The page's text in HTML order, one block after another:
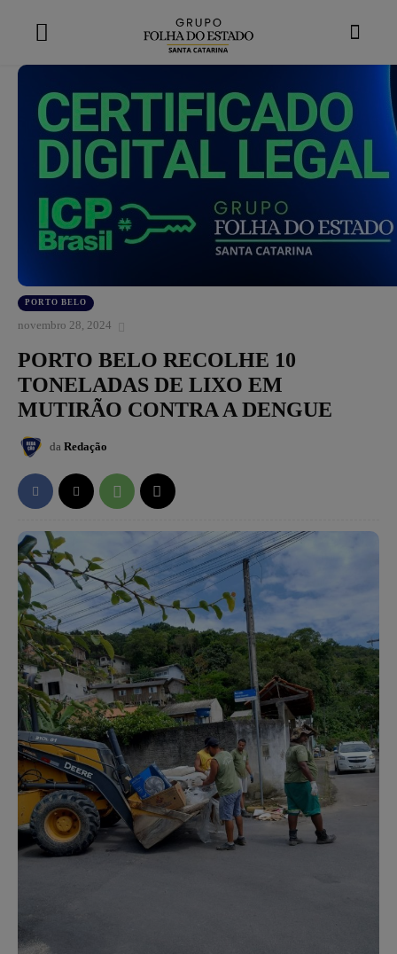
PORTO BELO
novembro 28, 2024
PORTO BELO RECOLHE 10
TONELADAS DE LIXO EM
MUTIRÃO CONTRA A DENGUE
da Redação